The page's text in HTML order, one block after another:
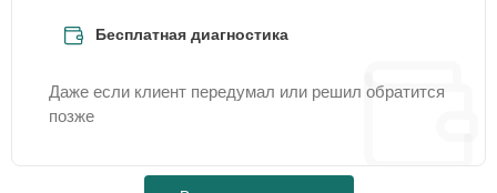
Бесплатная диагностика
Даже если клиент передумал или решил обратится
позже